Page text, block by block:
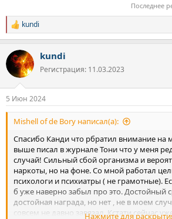
Последнее
Р
е
к
ц
и
kundi
kundi
Регистрация: 11.03.2023
5 Июн 2024
Mishell of de Bory написал(а):
Спасибо Канди что рбратил внимание
выше писал в журнале Тони что у меня
случай! Сильный сбой организма и
наркоты, но на фоне. Со мной работал
психологи и психиатры ( не грамотные).
б уже наверно забыл про это. Достойный
достойная награда, но нет , не в моем
совсем не давно завязал. Кстати сейчас
Нажмите для